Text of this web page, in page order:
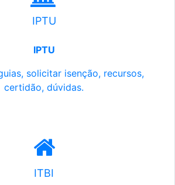
IPTU
IPTU
solicitar isenção, recursos,
certidão, dúvidas.
ITBI